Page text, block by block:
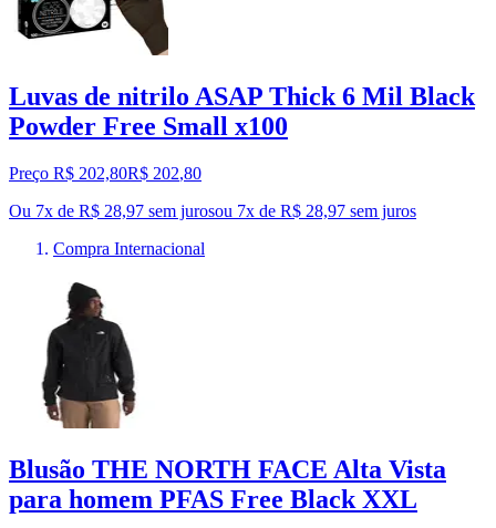
Luvas de nitrilo ASAP Thick 6 Mil Black
Powder Free Small x100
Preço R$ 202,80R$ 202,80
Ou 7x de R$ 28,97 sem jurosou 7x de R$ 28,97 sem juros
Compra Internacional
Blusão THE NORTH FACE Alta Vista
para homem PFAS Free Black XXL